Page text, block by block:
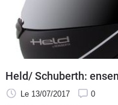
Held/ Schuberth:
Le 13/07/2017 0